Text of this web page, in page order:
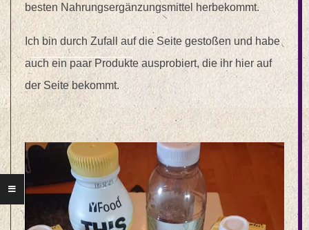
besten Nahrungsergänzungsmittel herbekommt.
Ich bin durch Zufall auf die Seite gestoßen und habe
auch ein paar Produkte ausprobiert, die ihr hier auf
der Seite bekommt.